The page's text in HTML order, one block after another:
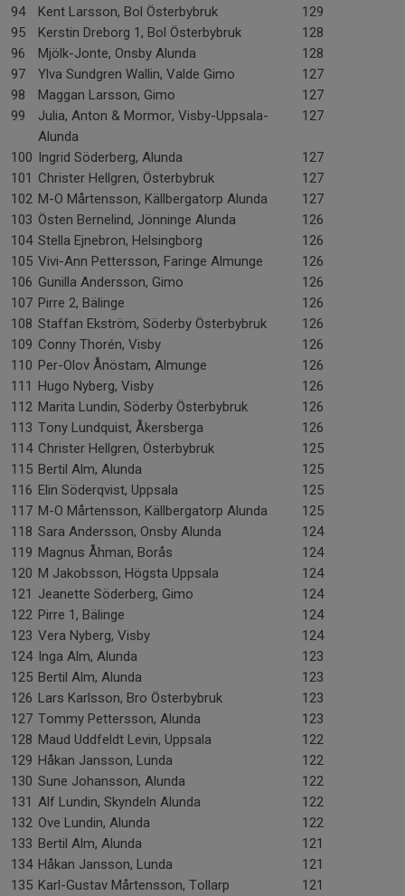
94
Kent Larsson, Bol Österbybruk
129
95
Kerstin Dreborg 1, Bol Österbybruk
128
96
Mjölk-Jonte, Onsby Alunda
128
97
Ylva Sundgren Wallin, Valde Gimo
127
98
Maggan Larsson, Gimo
127
99
Julia, Anton & Mormor, Visby-Uppsala-
Alunda
127
100 Ingrid Söderberg, Alunda
127
101 Christer Hellgren, Österbybruk
127
102 M-O Mårtensson, Källbergatorp Alunda
127
103 Östen Bernelind, Jönninge Alunda
126
104 Stella Ejnebron, Helsingborg
126
105 Vivi-Ann Pettersson, Faringe Almunge
126
106 Gunilla Andersson, Gimo
126
107 Pirre 2, Bälinge
126
108 Staffan Ekström, Söderby Österbybruk
126
109 Conny Thorén, Visby
126
110 Per-Olov Ånöstam, Almunge
126
111 Hugo Nyberg, Visby
126
112 Marita Lundin, Söderby Österbybruk
126
113 Tony Lundquist, Åkersberga
126
114 Christer Hellgren, Österbybruk
125
115 Bertil Alm, Alunda
125
116 Elin Söderqvist, Uppsala
125
117 M-O Mårtensson, Källbergatorp Alunda
125
118 Sara Andersson, Onsby Alunda
124
119 Magnus Åhman, Borås
124
120 M Jakobsson, Högsta Uppsala
124
121 Jeanette Söderberg, Gimo
124
122 Pirre 1, Bälinge
124
123 Vera Nyberg, Visby
124
124 Inga Alm, Alunda
123
125 Bertil Alm, Alunda
123
126 Lars Karlsson, Bro Österbybruk
123
127 Tommy Pettersson, Alunda
123
128 Maud Uddfeldt Levin, Uppsala
122
129 Håkan Jansson, Lunda
122
130 Sune Johansson, Alunda
122
131 Alf Lundin, Skyndeln Alunda
122
132 Ove Lundin, Alunda
122
133 Bertil Alm, Alunda
121
134 Håkan Jansson, Lunda
121
135 Karl-Gustav Mårtensson, Tollarp 121